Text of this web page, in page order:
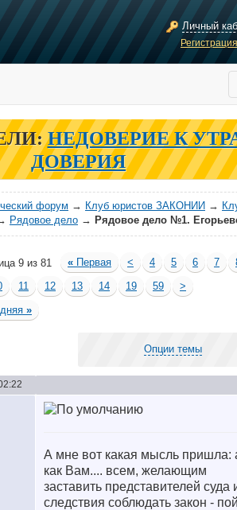
Личный
НЕДОВЕРИЕ К
ДОВЕРИЯ
форум → Клуб юристов ЗАКОНИИ →
Рядовое дело → Рядовое дело №1.
9 из 81 « Первая < 4 5 6 7
11 12 13 14 19 59
>
»
Опции темы
А мне вот какая мысль пришла:
как Вам.... всем, желающим
заставить представителей суда
следствия соблюдать закон -